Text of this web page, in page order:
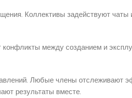
Коллективы задействуют
между созданием и
Любые члены отслеживают
результаты вместе.